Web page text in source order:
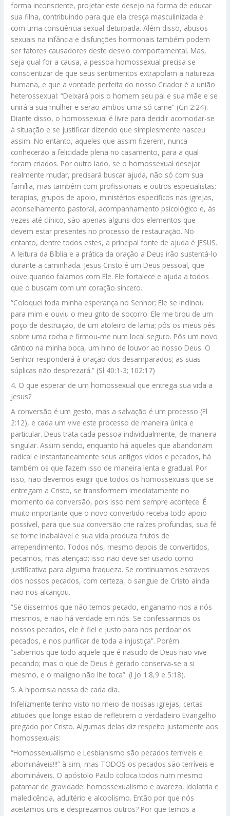
forma inconsciente, projetar este desejo na forma de educar
sua filha, contribuindo para que ela cresça masculinizada e
com uma consciência sexual deturpada. Além disso, abusos
sexuais na infância e disfunções hormonais também podem
ser fatores causadores deste desvio comportamental. Mas,
seja qual for a causa, a pessoa homossexual precisa se
conscientizar de que seus sentimentos extrapolam a natureza
humana, e que a vontade perfeita do nosso Criador é a união
heterossexual: “Deixará pois o homem seu pai e sua mãe e se
unirá a sua mulher e serão ambos uma só carne” (Gn 2:24).
Diante disso, o homossexual é livre para decidir acomodar-se
à situação e se justificar dizendo que simplesmente nasceu
assim. No entanto, aqueles que assim fizerem, nunca
conhecerão a felicidade plena no casamento, para a qual
foram criados. Por outro lado, se o homossexual desejar
realmente mudar, precisará buscar ajuda, não só com sua
família, mas também com profissionais e outros especialistas:
terapias, grupos de apoio, ministérios específicos nas igrejas,
aconselhamento pastoral, acompanhamento psicológico e, às
vezes até clínico, são apenas alguns dos elementos que
devem estar presentes no processo de restauração. No
entanto, dentre todos estes, a principal fonte de ajuda é JESUS.
A leitura da Bíblia e a prática da oração a Deus irão sustentá-lo
durante a caminhada. Jesus Cristo é um Deus pessoal, que
ouve quando falamos com Ele. Ele fortalece e ajuda a todos
que o buscam com um coração sincero.
“Coloquei toda minha esperança no Senhor; Ele se inclinou
para mim e ouviu o meu grito de socorro. Ele me tirou de um
poço de destruição, de um atoleiro de lama; pôs os meus pés
sobre uma rocha e firmou-me num local seguro. Pôs um novo
cântico na minha boca, um hino de louvor ao nosso Deus. O
Senhor responderá à oração dos desamparados; as suas
súplicas não desprezará.” (Sl 40:1-3; 102:17)
4. O que esperar de um homossexual que entrega sua vida a
Jesus?
A conversão é um gesto, mas a salvação é um processo (Fl
2:12), e cada um vive este processo de maneira única e
particular. Deus trata cada pessoa individualmente, de maneira
singular. Assim sendo, enquanto há aqueles que abandonam
radical e instantaneamente seus antigos vícios e pecados, há
também os que fazem isso de maneira lenta e gradual. Por
isso, não devemos exigir que todos os homossexuais que se
entregam a Cristo, se transformem imediatamente no
momento da conversão, pois isso nem sempre acontece. É
muito importante que o novo convertido receba todo apoio
possível, para que sua conversão crie raízes profundas, sua fé
se torne inabalável e sua vida produza frutos de
arrependimento. Todos nós, mesmo depois de convertidos,
pecamos, mas atenção: isso não deve ser usado como
justificativa para alguma fraqueza. Se continuamos escravos
dos nossos pecados, com certeza, o sangue de Cristo ainda
não nos alcançou.
“Se dissermos que não temos pecado, enganamo-nos a nós
mesmos, e não há verdade em nós. Se confessarmos os
nossos pecados, ele é fiel e justo para nos perdoar os
pecados, e nos purificar de toda a injustiça”. Porém…
“sabemos que todo aquele que é nascido de Deus não vive
pecando; mas o que de Deus é gerado conserva-se a si
mesmo, e o maligno não lhe toca”. (I Jo 1:8,9 e 5:18).
5. A hipocrisia nossa de cada dia..
Infelizmente tenho visto no meio de nossas igrejas, certas
atitudes que longe estão de refletirem o verdadeiro Evangelho
pregado por Cristo. Algumas delas diz respeito justamente aos
homossexuais:
“Homossexualismo e Lesbianismo são pecados terríveis e
abomináveis!!!” à sim, mas TODOS os pecados são terríveis e
abomináveis. O apóstolo Paulo coloca todos num mesmo
patamar de gravidade: homossexualismo e avareza, idolatria e
maledicência, adultério e alcoolismo. Então por que nós
aceitamos uns e desprezamos outros? Por que temos a